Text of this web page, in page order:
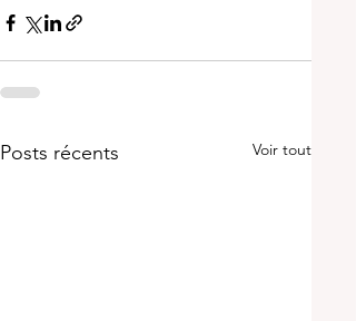
Posts récents Voir tout